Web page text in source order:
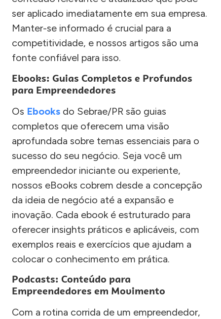
ser aplicado imediatamente em sua empresa.
Manter-se informado é crucial para a
competitividade, e nossos artigos são uma
fonte confiável para isso.
Ebooks: Guias Completos e Profundos
para Empreendedores
Os Ebooks do Sebrae/PR são guias
completos que oferecem uma visão
aprofundada sobre temas essenciais para o
sucesso do seu negócio. Seja você um
empreendedor iniciante ou experiente,
nossos eBooks cobrem desde a concepção
da ideia de negócio até a expansão e
inovação. Cada ebook é estruturado para
oferecer insights práticos e aplicáveis, com
exemplos reais e exercícios que ajudam a
colocar o conhecimento em prática.
Podcasts: Conteúdo para
Empreendedores em Movimento
Com a rotina corrida de um empreendedor,